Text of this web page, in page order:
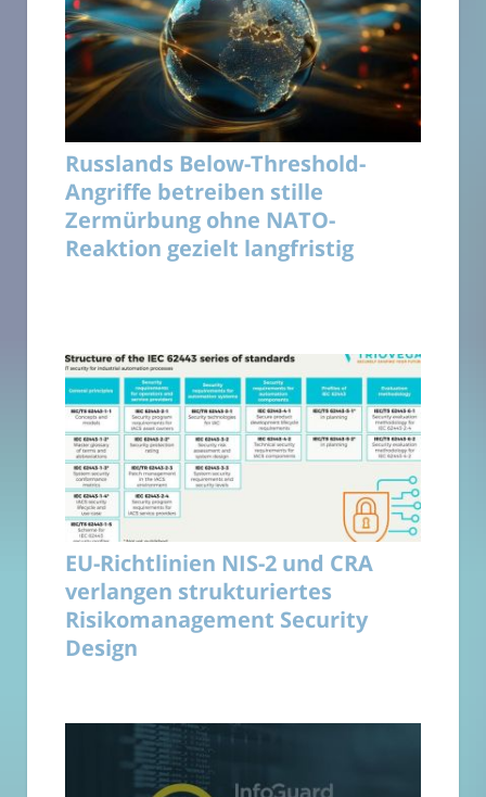
Russlands Below-Threshold-
Angriffe betreiben stille
Zermürbung ohne NATO-
Reaktion gezielt langfristig
EU-Richtlinien NIS-2 und CRA
verlangen strukturiertes
Risikomanagement Security
Design